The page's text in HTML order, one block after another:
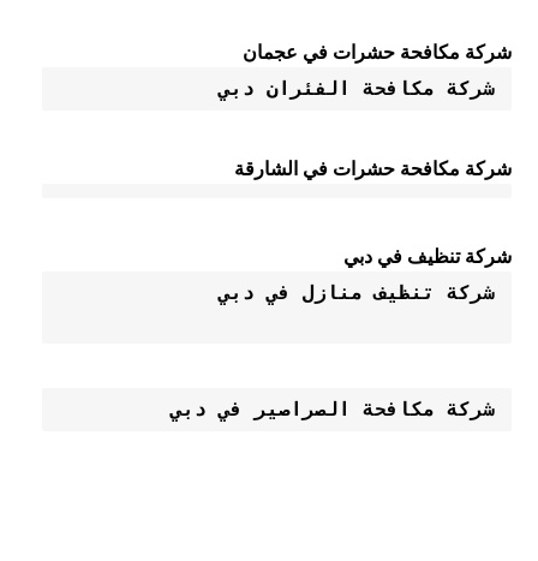
شركة مكافحة حشرات في عجمان
شركة مكافحة الفئران دبي
شركة مكافحة حشرات في الشارقة
شركة تنظيف في دبي
شركة تنظيف منازل في دبي
شركة مكافحة الصراصير في دبي